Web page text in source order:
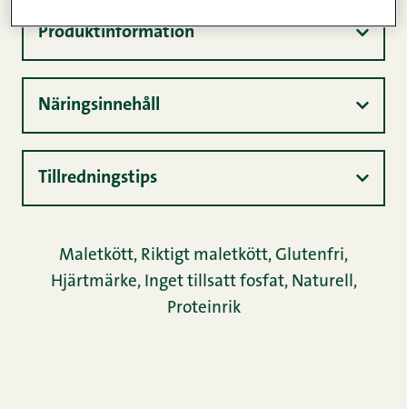
Produktinformation
Näringsinnehåll
Tillredningstips
Maletkött, Riktigt maletkött, Glutenfri,
Hjärtmärke, Inget tillsatt fosfat, Naturell,
Proteinrik